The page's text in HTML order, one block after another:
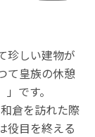
珍しい建物が
て皇族の休憩
です。
倉を訪れた際
役目を終える